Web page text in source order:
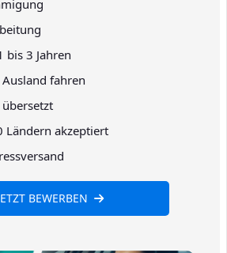
bis 3 Jahren
fahren
Ländern akzeptiert
BEWERBEN